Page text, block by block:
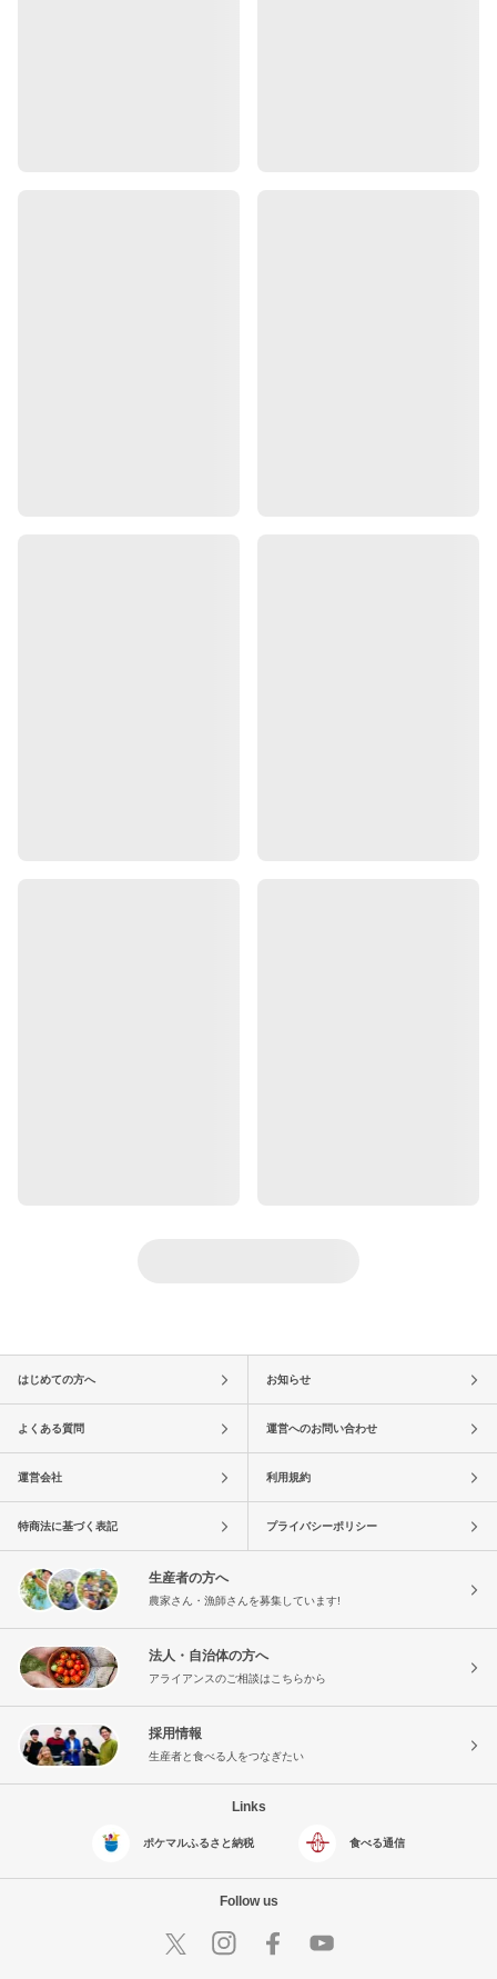
はじめての方へ お知らせ
よくある質問 運営へのお問い合わせ
運営会社 利用規約
特商法に基づく表記 プライバシーポリシー
生産者の方へ
農家さん・漁師さんを募集しています!
法人・自治体の方へ
アライアンスのご相談はこちらから
採用情報
生産者と食べる人をつなぎたい
Links
ポケマルふるさと納税 食べる通信
Follow us